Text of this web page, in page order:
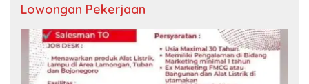
Lowongan Pekerjaan